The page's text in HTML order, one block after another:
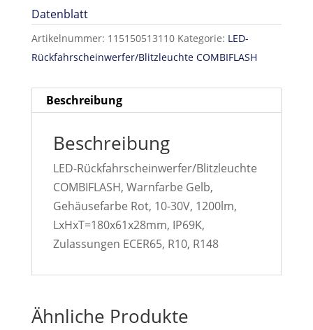
Datenblatt
Artikelnummer: 115150513110 Kategorie: LED-
Rückfahrscheinwerfer/Blitzleuchte COMBIFLASH
Beschreibung
Beschreibung
LED-Rückfahrscheinwerfer/Blitzleuchte
COMBIFLASH, Warnfarbe Gelb,
Gehäusefarbe Rot, 10-30V, 1200lm,
LxHxT=180x61x28mm, IP69K,
Zulassungen ECER65, R10, R148
Ähnliche Produkte